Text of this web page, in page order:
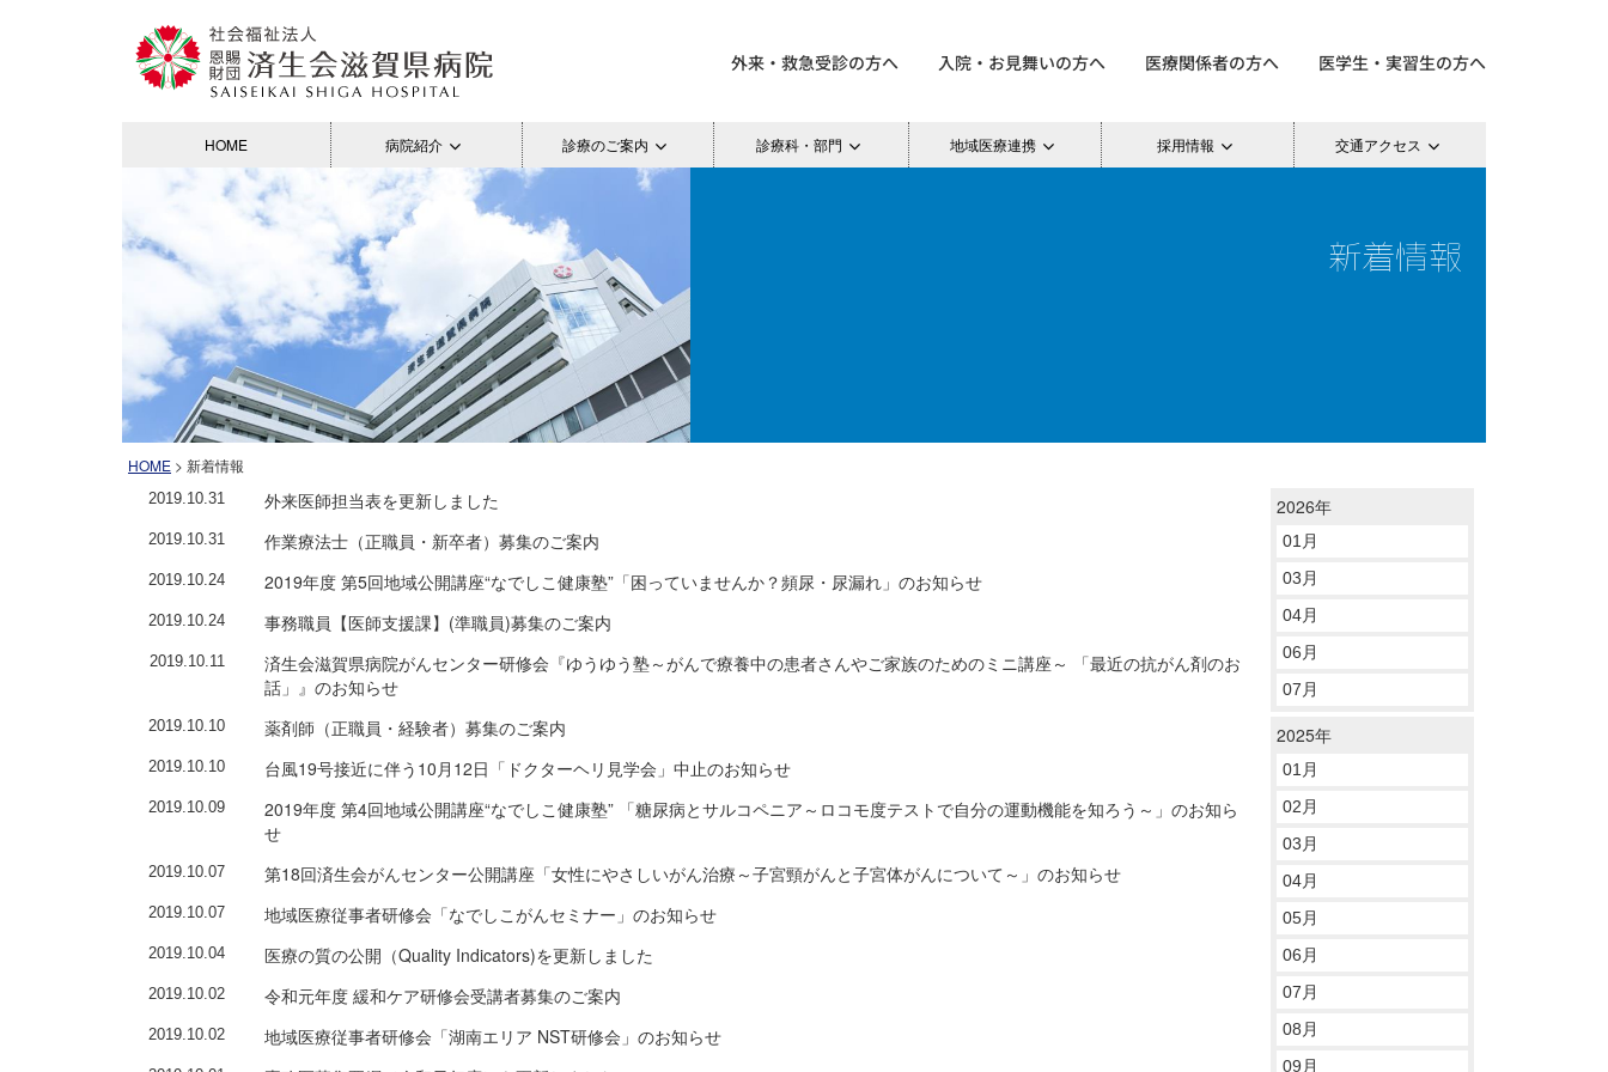
外来・救急受診の方へ 入院・お見舞いの方へ 医療関係者の方へ 医学生・実習生の方へ
HOME 病院紹介 診療のご案内 診療科・部門 地域医療連携 採用情報 交通アクセス
新着情報
HOME > 新着情報
2019.10.31 外来医師担当表を更新しました
2019.10.31 作業療法士（正職員・新卒者）募集のご案内
2019.10.24 2019年度 第5回地域公開講座“なでしこ健康塾”「困っていませんか？頻尿・尿漏れ」のお知らせ
2019.10.24 事務職員【医師支援課】(準職員)募集のご案内
2019.10.11
済生会滋賀県病院がんセンター研修会『ゆうゆう塾～がんで療養中の患者さんやご家族のためのミニ講座～ 「最近の抗がん剤のお
話」』のお知らせ
2019.10.10 薬剤師（正職員・経験者）募集のご案内
2019.10.10 台風19号接近に伴う10月12日「ドクターヘリ見学会」中止のお知らせ
2019.10.09
2019年度 第4回地域公開講座“なでしこ健康塾” 「糖尿病とサルコペニア～ロコモ度テストで自分の運動機能を知ろう～」のお知ら
せ
2019.10.07 第18回済生会がんセンター公開講座「女性にやさしいがん治療～子宮頸がんと子宮体がんについて～」のお知らせ
2019.10.07 地域医療従事者研修会「なでしこがんセミナー」のお知らせ
2019.10.04 医療の質の公開（Quality Indicators)を更新しました
2019.10.02 令和元年度 緩和ケア研修会受講者募集のご案内
2019.10.02 地域医療従事者研修会「湖南エリア NST研修会」のお知らせ
2026年
01月
03月
04月
06月
07月
2025年
01月
02月
03月
04月
05月
06月
07月
08月
09月